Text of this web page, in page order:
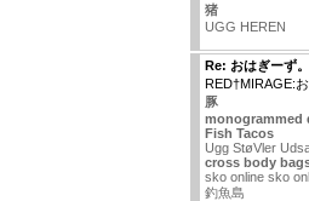
猪
UGG HEREN
Re: おはぎーず。
RED†MIRAGE:
豚
monogrammed
Fish Tacos
Ugg StøVler
cross body
sko online sko
釣魚島